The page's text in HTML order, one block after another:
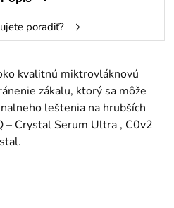
poradiť?
kvalitnú miktrovláknovú
zákalu, ktorý sa môže
leštenia na hrubších
– Crystal Serum Ultra , C0v2
.